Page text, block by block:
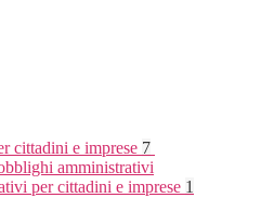
cittadini e imprese 7
amministrativi
per cittadini e imprese 1